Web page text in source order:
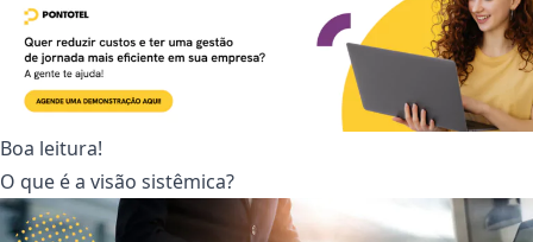
Boa leitura!
O que é a visão sistêmica?